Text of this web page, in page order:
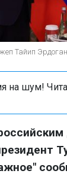
Тайип
на шум!